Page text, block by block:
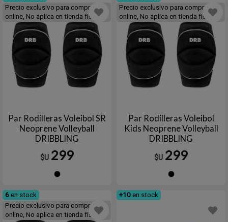
Precio exclusivo para compras
online, No aplica en tienda física
Par Rodilleras Voleibol SR
Neoprene Volleyball
DRIBBLING
$U 299
Precio exclusivo para compras
online, No aplica en tienda física
Par Rodilleras Voleibol
Kids Neoprene Volleyball
DRIBBLING
$U 299
6 en stock
Precio exclusivo para compras
online, No aplica en tienda física
+10 en stock